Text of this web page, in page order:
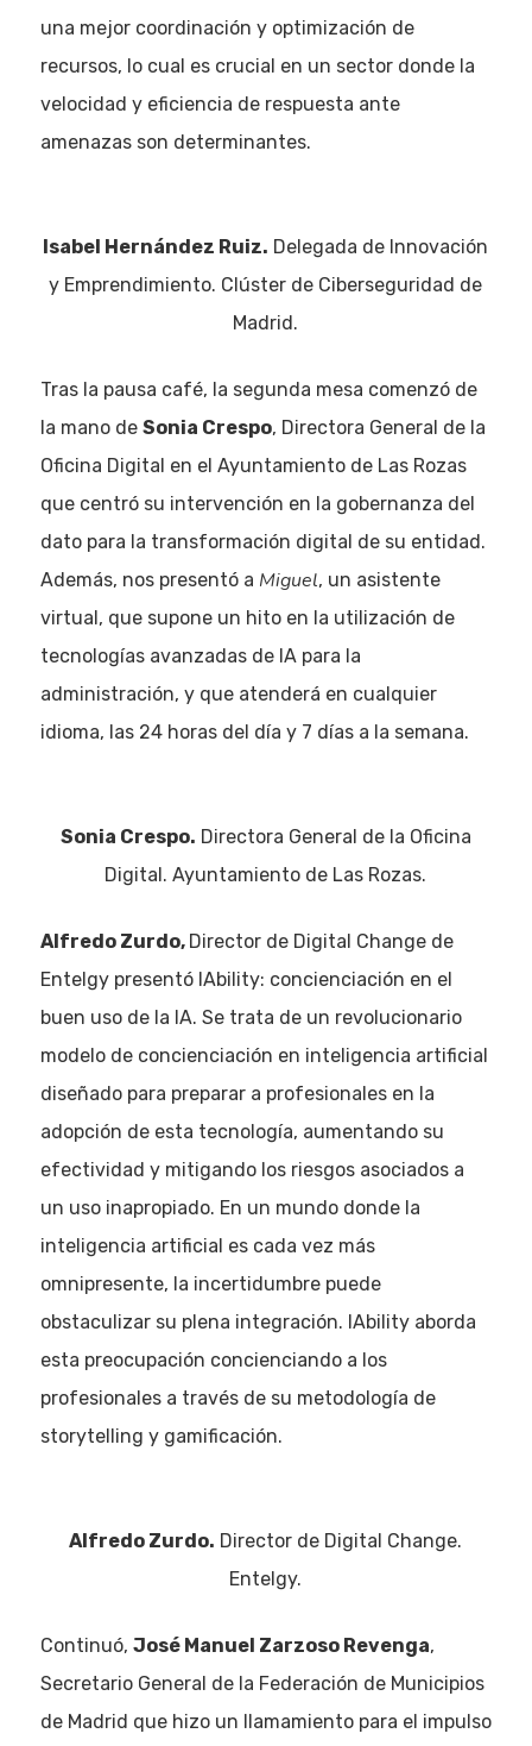
una mejor coordinación y optimización de
recursos, lo cual es crucial en un sector donde la
velocidad y eficiencia de respuesta ante
amenazas son determinantes.
Isabel Hernández Ruiz. Delegada de Innovación
y Emprendimiento. Clúster de Ciberseguridad de
Madrid.
Tras la pausa café, la segunda mesa comenzó de
la mano de Sonia Crespo, Directora General de la
Oficina Digital en el Ayuntamiento de Las Rozas
que centró su intervención en la gobernanza del
dato para la transformación digital de su entidad.
Además, nos presentó a Miguel, un asistente
virtual, que supone un hito en la utilización de
tecnologías avanzadas de IA para la
administración, y que atenderá en cualquier
idioma, las 24 horas del día y 7 días a la semana.
Sonia Crespo. Directora General de la Oficina
Digital. Ayuntamiento de Las Rozas.
Alfredo Zurdo, Director de Digital Change de
Entelgy presentó IAbility: concienciación en el
buen uso de la IA. Se trata de un revolucionario
modelo de concienciación en inteligencia artificial
diseñado para preparar a profesionales en la
adopción de esta tecnología, aumentando su
efectividad y mitigando los riesgos asociados a
un uso inapropiado. En un mundo donde la
inteligencia artificial es cada vez más
omnipresente, la incertidumbre puede
obstaculizar su plena integración. IAbility aborda
esta preocupación concienciando a los
profesionales a través de su metodología de
storytelling y gamificación.
Alfredo Zurdo. Director de Digital Change.
Entelgy.
Continuó, José Manuel Zarzoso Revenga,
Secretario General de la Federación de Municipios
de Madrid que hizo un llamamiento para el impulso